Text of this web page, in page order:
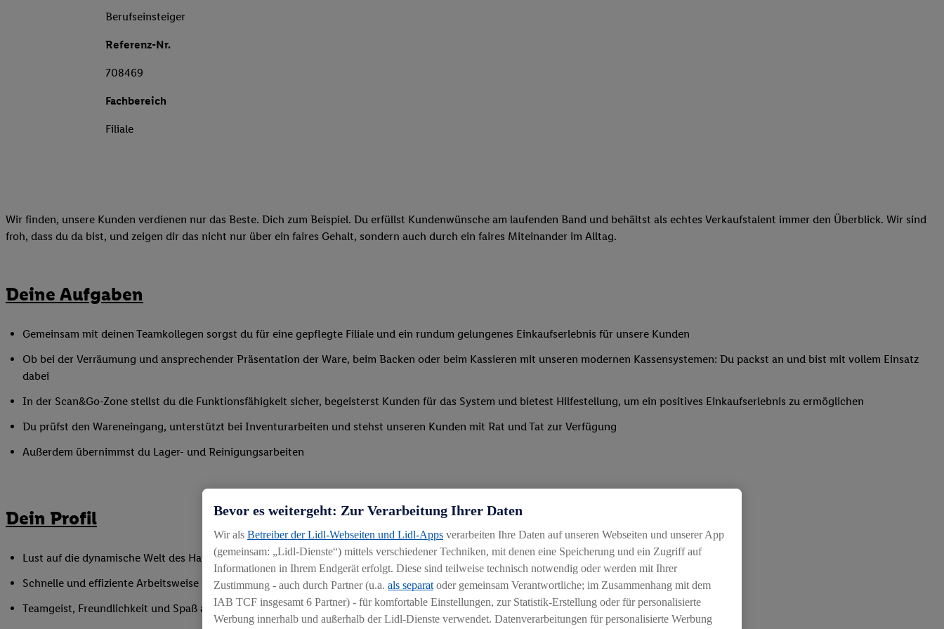
Berufseinsteiger
Referenz-Nr.
708469
Fachbereich
Filiale
Wir finden, unsere Kunden verdienen nur das Beste. Dich zum Beispiel. Du erfüllst Kundenwünsche am laufenden Band und behältst als echtes Verkaufstalent immer den Überblick. Wir sind
froh, dass du da bist, und zeigen dir das nicht nur über ein faires Gehalt, sondern auch durch ein faires Miteinander im Alltag.
Deine Aufgaben
Gemeinsam mit deinen Teamkollegen sorgst du für eine gepflegte Filiale und ein rundum gelungenes Einkaufserlebnis für unsere Kunden
Ob bei der Verräumung und ansprechender Präsentation der Ware, beim Backen oder beim Kassieren mit unseren modernen Kassensystemen: Du packst an und bist mit vollem Einsatz
dabei
In der Scan&Go-Zone stellst du die Funktionsfähigkeit sicher, begeisterst Kunden für das System und bietest Hilfestellung, um ein positives Einkaufserlebnis zu ermöglichen
Du prüfst den Wareneingang, unterstützt bei Inventurarbeiten und stehst unseren Kunden mit Rat und Tat zur Verfügung
Außerdem übernimmst du Lager- und Reinigungsarbeiten
Dein Profil
Lust auf die dynamische Welt des Handels, gerne auch als Quereinsteiger
Schnelle und effiziente Arbeitsweise sowie Anpassungsfähigkeit an wechselnde Aufgaben
Teamgeist, Freundlichkeit und Spaß am Umgang mit Menschen
Bevor es weitergeht: Zur Verarbeitung Ihrer Daten
Wir als Betreiber der Lidl-Webseiten und Lidl-Apps verarbeiten Ihre Daten auf unseren Webseiten und unserer App
(gemeinsam: „Lidl-Dienste“) mittels verschiedener Techniken, mit denen eine Speicherung und ein Zugriff auf
Informationen in Ihrem Endgerät erfolgt. Diese sind teilweise technisch notwendig oder werden mit Ihrer
Zustimmung - auch durch Partner (u.a. als separat oder gemeinsam Verantwortliche; im Zusammenhang mit dem
IAB TCF insgesamt 6 Partner) - für komfortable Einstellungen, zur Statistik-Erstellung oder für personalisierte
Werbung innerhalb und außerhalb der Lidl-Dienste verwendet. Datenverarbeitungen für personalisierte Werbung